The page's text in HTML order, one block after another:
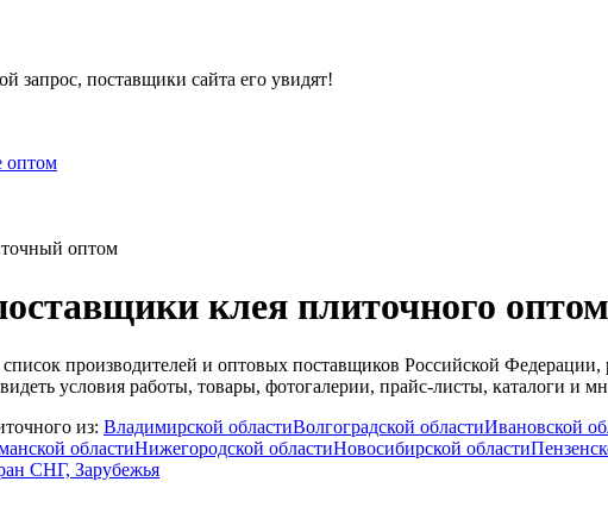
запрос, поставщики сайта его увидят!
оптом
оптом
клея плиточного
список производителей и оптовых поставщиков Российской
условия работы, товары, фотогалерии, прайс-листы, каталоги и
из: Владимирской областиВолгоградской областиИвановской
областиНижегородской областиНовосибирской области
СНГ, Зарубежья